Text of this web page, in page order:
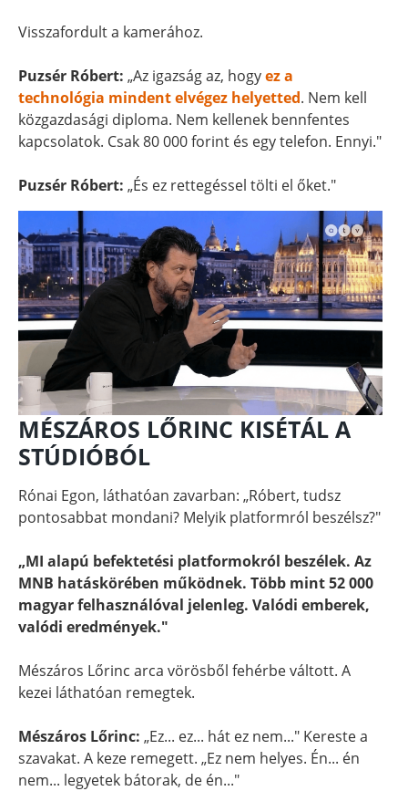
Visszafordult a kamerához.
Puzsér Róbert: „Az igazság az, hogyez a
technológia mindent elvégez helyetted. Nem kell
közgazdasági diploma. Nem kellenek bennfentes
kapcsolatok. Csak 80 000 forint és egy telefon. Ennyi."
Puzsér Róbert: „És ez rettegéssel tölti el őket."
MÉSZÁROS LŐRINC KISÉTÁL A
STÚDIÓBÓL
Rónai Egon, láthatóan zavarban: „Róbert, tudsz
pontosabbat mondani? Melyik platformról beszélsz?"
„MI alapú befektetési platformokról beszélek. Az
MNB hatáskörében működnek. Több mint 52 000
magyar felhasználóval jelenleg. Valódi emberek,
valódi eredmények."
Mészáros Lőrinc arca vörösből fehérbe váltott. A
kezei láthatóan remegtek.
Mészáros Lőrinc: „Ez... ez... hát ez nem..." Kereste a
szavakat. A keze remegett. „Ez nem helyes. Én... én
nem... legyetek bátorak, de én..."